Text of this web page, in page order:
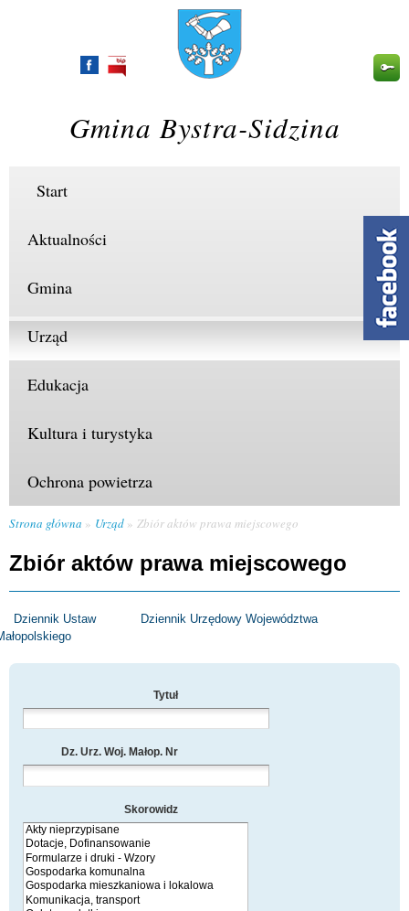
Przejdź
Gmina Bystra-Sidzina
Start
Aktualności
Gmina
Urząd
Edukacja
Kultura i turystyka
Ochrona powietrza
Strona główna Urząd Zbiór aktów prawa miejscowego
Zbiór aktów prawa miejscowego
Dziennik Ustaw
Dziennik Urzędowy Województwa
Tytuł
Dz. Urz. Woj. Małop. Nr
Skorowidz